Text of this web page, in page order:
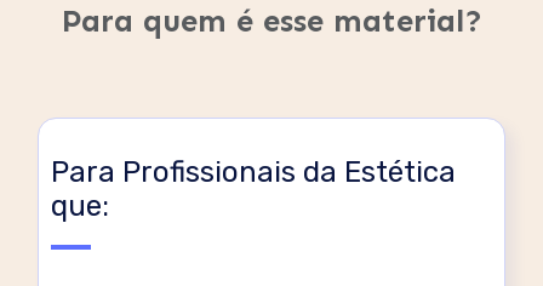
Para quem é esse material?
Para Profissionais da Estética
que: